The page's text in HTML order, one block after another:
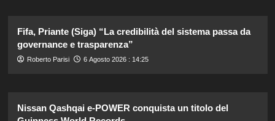
Fifa, Priante (Siga) “La credibilità del sistema passa da
governance e trasparenza”
Roberto Parisi 6 Agosto 2026 : 14:25
Nissan Qashqai e-POWER conquista un titolo del